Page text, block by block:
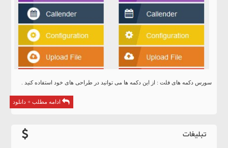
سورس دکمه های فلت : از این دکمه ها می توانید در طراحی های خود استفاده کنید .
ادامه مطلب + دانلود
تبلیغات